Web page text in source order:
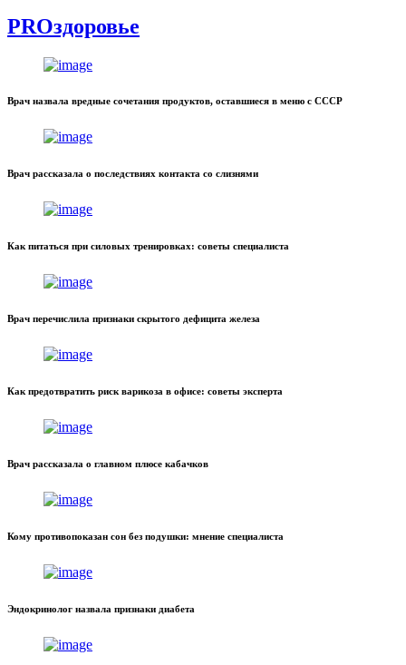
PROздоровье
Врач назвала вредные сочетания продуктов, оставшиеся в меню с СССР
Врач рассказала о последствиях контакта со слизнями
Как питаться при силовых тренировках: советы специалиста
Врач перечислила признаки скрытого дефицита железа
Как предотвратить риск варикоза в офисе: советы эксперта
Врач рассказала о главном плюсе кабачков
Кому противопоказан сон без подушки: мнение специалиста
Эндокринолог назвала признаки диабета